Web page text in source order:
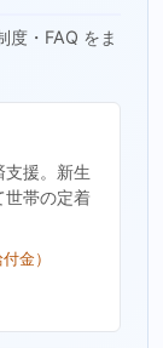
度・FAQ をま
支援。新生
世帯の定着
金）